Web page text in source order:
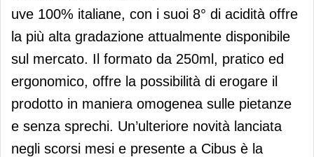
uve 100% italiane, con i suoi 8° di acidità offre
la più alta gradazione attualmente disponibile
sul mercato. Il formato da 250ml, pratico ed
ergonomico, offre la possibilità di erogare il
prodotto in maniera omogenea sulle pietanze
e senza sprechi. Un’ulteriore novità lanciata
negli scorsi mesi e presente a Cibus è la